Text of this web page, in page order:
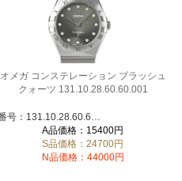
オメガ コンステレーション ブラッシュ
クォーツ 131.10.28.60.60.001
番号：131.10.28.60.60.001
A品価格：15400円
S品価格：24700円
N品価格：44000円